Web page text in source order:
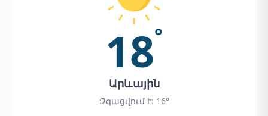
18°
Արևային
Զգացվում է: 16°